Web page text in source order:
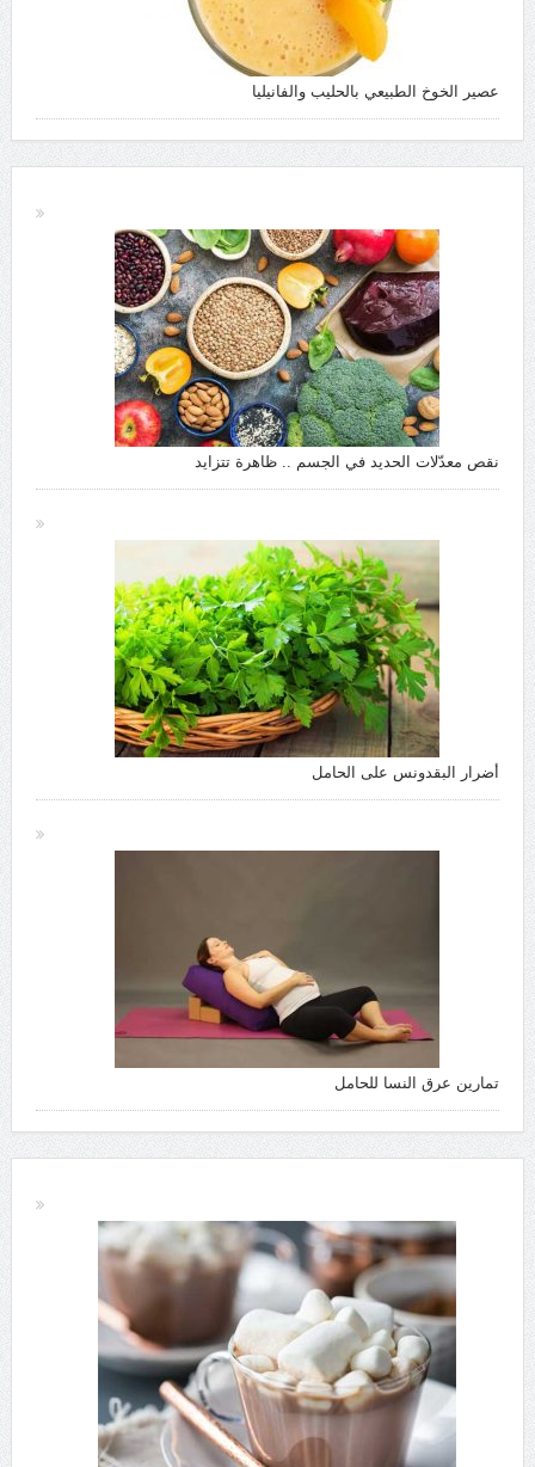
عصير الخوخ الطبيعي بالحليب والفانيليا
نقص معدّلات الحديد في الجسم .. ظاهرة تتزايد
أضرار البقدونس على الحامل
تمارين عرق النسا للحامل